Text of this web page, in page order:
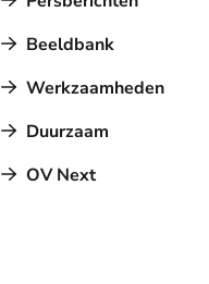
Beeldbank
Werkzaamheden
Duurzaam
OV Next